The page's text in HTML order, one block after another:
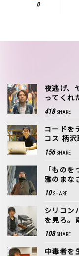
0
夜逃げ、
ってくれ
郎の原点
418 SHARE
コードを
コス 柄沢
156 SHARE
「もの
雅のまな
10 SHARE
シリコン
を見ろ。
108 SHARE
中毒者を